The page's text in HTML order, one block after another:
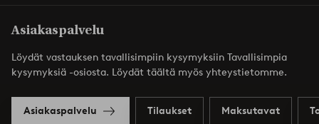
Asiakaspalvelu
Löydät vastauksen tavallisimpiin kysymyksiin Tavallisimpia
kysymyksiä -osiosta. Löydät täältä myös yhteystietomme.
Asiakaspalvelu Tilaukset Maksutavat